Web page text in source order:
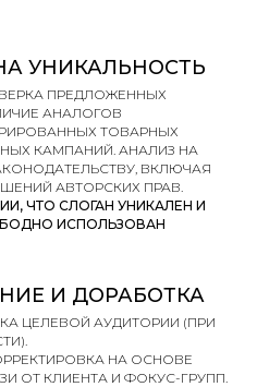
УНИКАЛЬНОСТЬ
ПРЕДЛОЖЕННЫХ
АНАЛОГОВ
ТОВАРНЫХ
КАМПАНИЙ. АНАЛИЗ НА
ВКЛЮЧАЯ
АВТОРСКИХ ПРАВ.
ЧТО СЛОГАН УНИКАЛЕН И
ИСПОЛЬЗОВАН
И ДОРАБОТКА
ЦЕЛЕВОЙ АУДИТОРИИ (ПРИ
НА ОСНОВЕ
ОТ КЛИЕНТА И ФОКУС-ГРУПП.